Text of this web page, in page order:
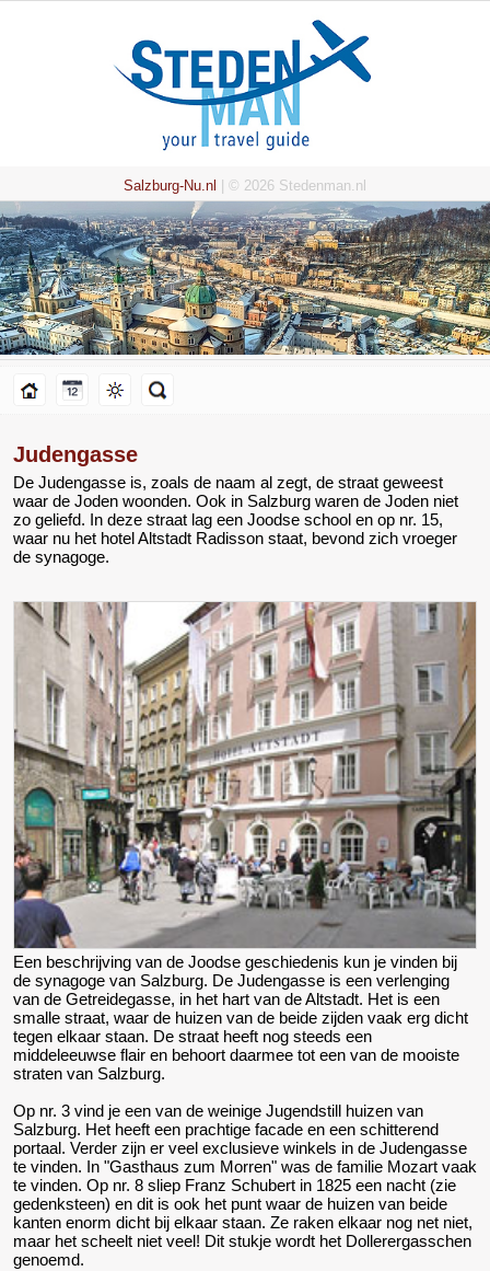
Salzburg-Nu.nl | © 2026 Stedenman.nl
Judengasse
De Judengasse is, zoals de naam al zegt, de straat geweest
waar de Joden woonden. Ook in Salzburg waren de Joden niet
zo geliefd. In deze straat lag een Joodse school en op nr. 15,
waar nu het hotel Altstadt Radisson staat, bevond zich vroeger
de synagoge.
Een beschrijving van de Joodse geschiedenis kun je vinden bij
de synagoge van Salzburg. De Judengasse is een verlenging
van de Getreidegasse, in het hart van de Altstadt. Het is een
smalle straat, waar de huizen van de beide zijden vaak erg dicht
tegen elkaar staan. De straat heeft nog steeds een
middeleeuwse flair en behoort daarmee tot een van de mooiste
straten van Salzburg.
Op nr. 3 vind je een van de weinige Jugendstill huizen van
Salzburg. Het heeft een prachtige facade en een schitterend
portaal. Verder zijn er veel exclusieve winkels in de Judengasse
te vinden. In "Gasthaus zum Morren" was de familie Mozart vaak
te vinden. Op nr. 8 sliep Franz Schubert in 1825 een nacht (zie
gedenksteen) en dit is ook het punt waar de huizen van beide
kanten enorm dicht bij elkaar staan. Ze raken elkaar nog net niet,
maar het scheelt niet veel! Dit stukje wordt het Dollerergasschen
genoemd.